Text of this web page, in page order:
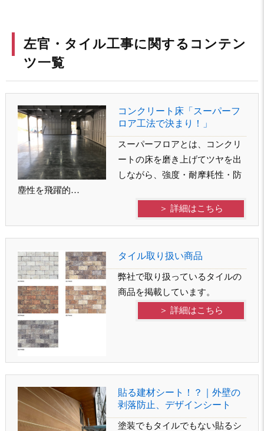
左官・タイル工事に関するコンテン
ツ一覧
コンクリート床「スーパーフ
ロア工法で決まり！」
スーパーフロアとは、コンクリ
ートの床を磨き上げてツヤを出
しながら、強度・耐摩耗性・防
塵性を飛躍的…
＞ 詳細はこちら
タイル取り扱い商品
弊社で取り扱っているタイルの
商品を掲載しています。
＞ 詳細はこちら
貼る建材シート！？｜外壁の
剥落防止、デザインシート
塗装でもタイルでもない貼るシ